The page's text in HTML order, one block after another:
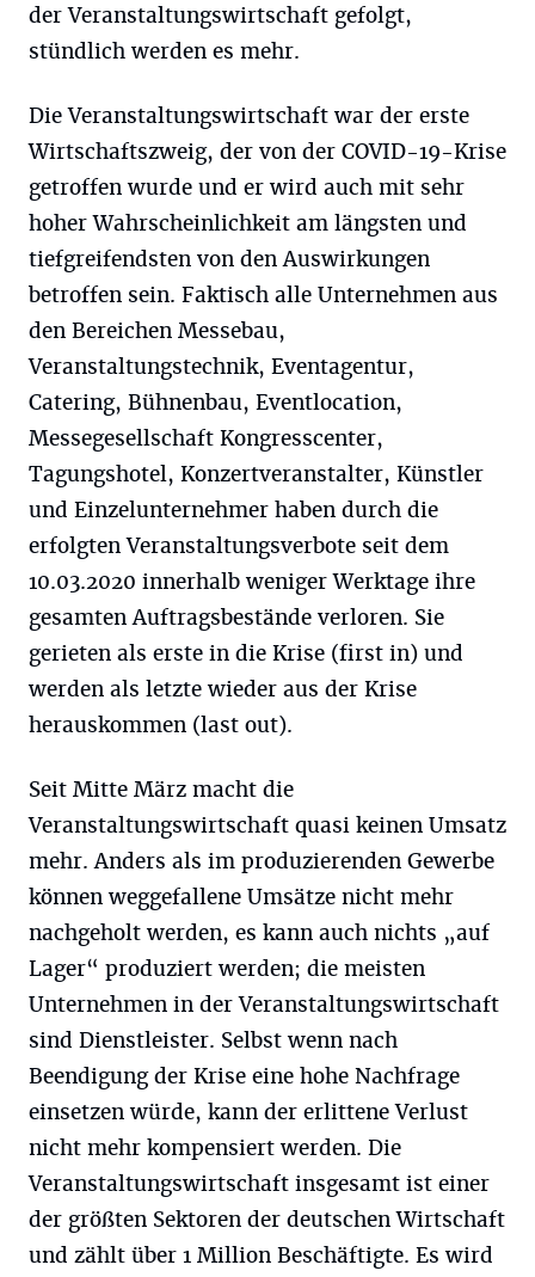
der Veranstaltungswirtschaft gefolgt,
stündlich werden es mehr.
Die Veranstaltungswirtschaft war der erste
Wirtschaftszweig, der von der COVID-19-Krise
getroffen wurde und er wird auch mit sehr
hoher Wahrscheinlichkeit am längsten und
tiefgreifendsten von den Auswirkungen
betroffen sein. Faktisch alle Unternehmen aus
den Bereichen Messebau,
Veranstaltungstechnik, Eventagentur,
Catering, Bühnenbau, Eventlocation,
Messegesellschaft Kongresscenter,
Tagungshotel, Konzertveranstalter, Künstler
und Einzelunternehmer haben durch die
erfolgten Veranstaltungsverbote seit dem
10.03.2020 innerhalb weniger Werktage ihre
gesamten Auftragsbestände verloren. Sie
gerieten als erste in die Krise (first in) und
werden als letzte wieder aus der Krise
herauskommen (last out).
Seit Mitte März macht die
Veranstaltungswirtschaft quasi keinen Umsatz
mehr. Anders als im produzierenden Gewerbe
können weggefallene Umsätze nicht mehr
nachgeholt werden, es kann auch nichts „auf
Lager“ produziert werden; die meisten
Unternehmen in der Veranstaltungswirtschaft
sind Dienstleister. Selbst wenn nach
Beendigung der Krise eine hohe Nachfrage
einsetzen würde, kann der erlittene Verlust
nicht mehr kompensiert werden. Die
Veranstaltungswirtschaft insgesamt ist einer
der größten Sektoren der deutschen Wirtschaft
und zählt über 1 Million Beschäftigte. Es wird